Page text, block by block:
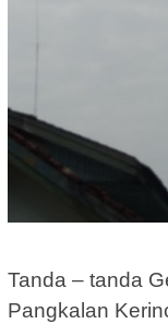
Tanda – tanda
Pangkalan